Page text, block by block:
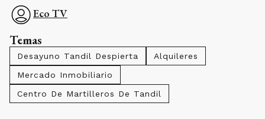
Eco TV
Temas
Desayuno Tandil Despierta
Alquileres
Mercado Inmobiliario
Centro De Martilleros De Tandil